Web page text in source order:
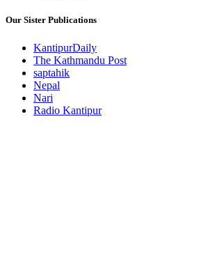
Our Sister Publications
KantipurDaily
The Kathmandu Post
saptahik
Nepal
Nari
Radio Kantipur